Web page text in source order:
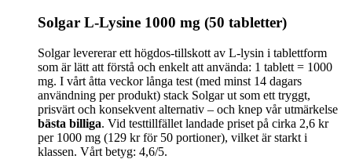
Solgar L-Lysine 1000 mg (50 tabletter)
Solgar levererar ett högdos-tillskott av L-lysin i tablettform
som är lätt att förstå och enkelt att använda: 1 tablett = 1000
mg. I vårt åtta veckor långa test (med minst 14 dagars
användning per produkt) stack Solgar ut som ett tryggt,
prisvärt och konsekvent alternativ – och knep vår utmärkelse
bästa billiga. Vid testtillfället landade priset på cirka 2,6 kr
per 1000 mg (129 kr för 50 portioner), vilket är starkt i
klassen. Vårt betyg: 4,6/5.